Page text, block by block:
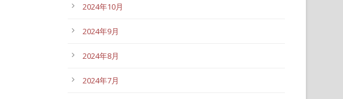
2024年10月
2024年9月
2024年8月
2024年7月